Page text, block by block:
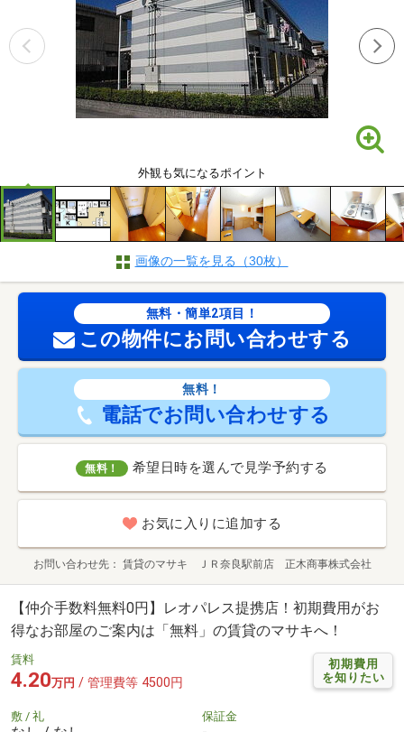
外観も気になるポイント
画像の一覧を見る（30枚）
無料・簡単2項目！
この物件にお問い合わせする
無料！
電話でお問い合わせする
無料！ 希望日時を選んで見学予約する
お気に入りに追加する
お問い合わせ先 賃貸のマサキ ＪＲ奈良駅前店 正木商事株式会社
【仲介手数料無料0円】レオパレス提携店！初期費用がお
得なお部屋のご案内は「無料」の賃貸のマサキへ！
初期費用
を知りたい
賃料
4.20万円 / 管理費等 4500円
敷 / 礼 保証金